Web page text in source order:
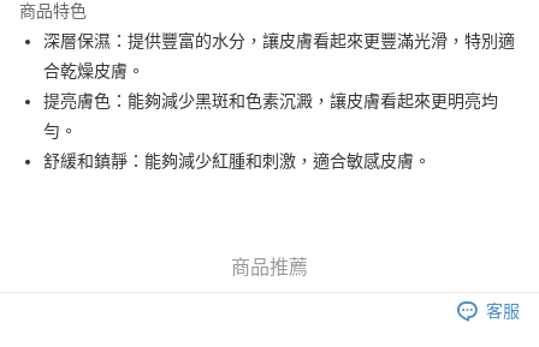
AlipayHK
PayMe
WeChat Pay
其他轉帳方式
單。 如果訂購後七個工作天內我們未能收到有關存款，有關訂單將被取消。
商品特色
深層保濕：提供豐富的水分，讓皮膚看起來更豐滿光滑，特別適
合乾燥皮膚。
提亮膚色：能夠減少黑斑和色素沉澱，讓皮膚看起來更明亮均
勻。
舒緩和鎮靜：能夠減少紅腫和刺激，適合敏感皮膚。
商品推薦
客服